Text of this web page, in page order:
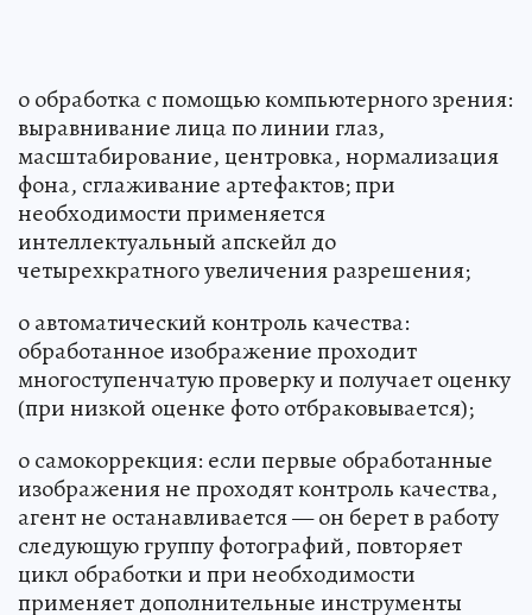
o обработка с помощью компьютерного зрения:
выравнивание лица по линии глаз,
масштабирование, центровка, нормализация
фона, сглаживание артефактов; при
необходимости применяется
интеллектуальный апскейл до
четырехкратного увеличения разрешения;
o автоматический контроль качества:
обработанное изображение проходит
многоступенчатую проверку и получает оценку
(при низкой оценке фото отбраковывается);
o самокоррекция: если первые обработанные
изображения не проходят контроль качества,
агент не останавливается — он берет в работу
следующую группу фотографий, повторяет
цикл обработки и при необходимости
применяет дополнительные инструменты